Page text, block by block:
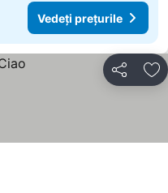
Vedeți prețurile
Distribuiți